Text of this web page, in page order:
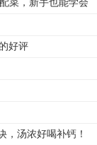
菜，新手也能学会
好评
，汤浓好喝补钙！